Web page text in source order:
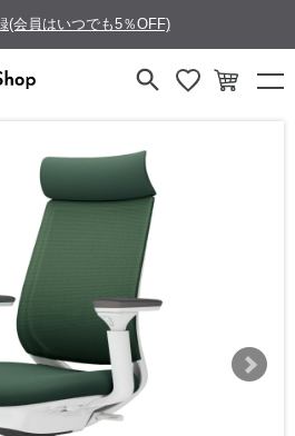
(会員はいつでも5％OFF)